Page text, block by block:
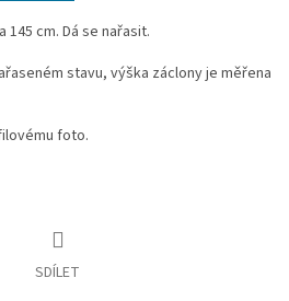
145 cm. Dá se nařasit.
stavu, výška záclony je měřena
foto.
SDÍLET